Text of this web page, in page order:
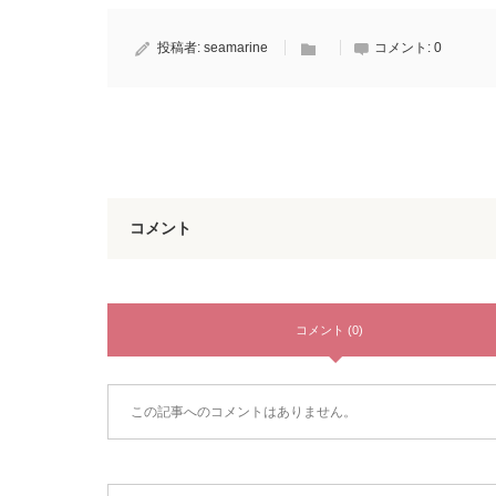
投稿者: seamarine コメント: 0
コメント
コメント (0)
この記事へのコメントはありません。